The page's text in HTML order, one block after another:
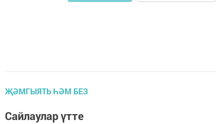
ҖӘМГЫЯТЬ ҺӘМ БЕЗ
Сайлаулар үтте